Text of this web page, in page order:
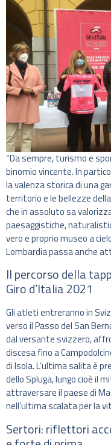
“Da sempre, turismo e
binomio vincente. In
la valenza storica di una
territorio e le bellezze
che in assoluto sa
paesaggistiche,
vero e proprio museo a
Lombardia passa anche
Il percorso della
Giro d’Italia 2021
Gli atleti entreranno in
verso il Passo del San
dal versante svizzero,
discesa fino a
di Isola. L’ultima salita è
dello Spluga, lungo cioè il
attraversare il paese di
nell’ultima scalata per la
Sertori: riflettori